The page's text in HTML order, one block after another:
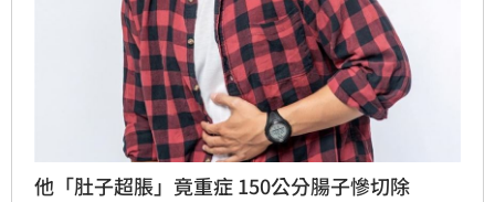
他「肚子超脹」竟重症 150公分腸子慘切除